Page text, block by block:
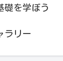
礎を学ぼう
ラリー